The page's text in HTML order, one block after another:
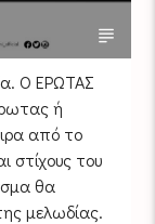
Ο ΕΡΩΤΑΣ
ή
από το
στίχους του
θα
μελωδίας.